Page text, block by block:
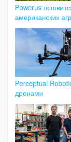
Powerus
американских
Perceptual
дронами